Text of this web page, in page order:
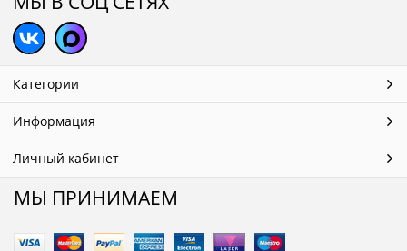
Категории
Информация
Личный кабинет
МЫ ПРИНИМАЕМ